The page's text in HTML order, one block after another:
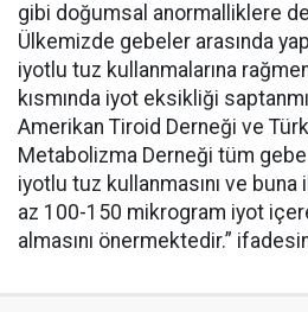
gibi doğumsal anormalliklere
Ülkemizde gebeler arasında
iyotlu tuz kullanmalarına
kısmında iyot eksikliği
Amerikan Tiroid Derneği ve
Metabolizma Derneği tüm gebe
iyotlu tuz kullanmasını ve
az 100-150 mikrogram iyot
almasını önermektedir.”